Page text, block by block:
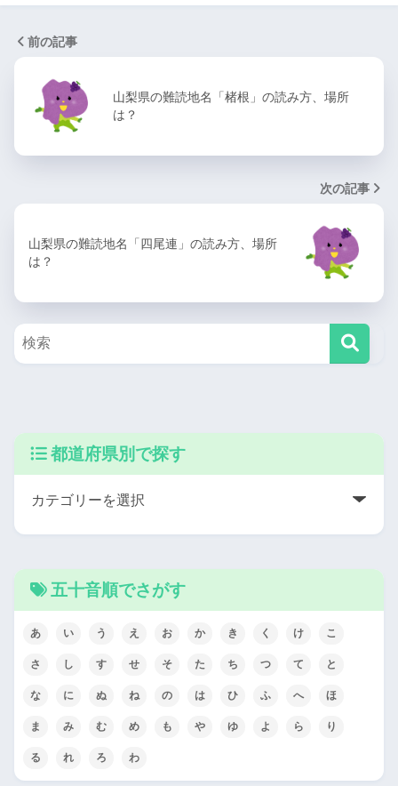
前の記事
山梨県の難読地名「楮根」の読み方、場所
は？
次の記事
山梨県の難読地名「四尾連」の読み方、場所
は？
都道府県別で探す
五十音順でさがす
あ い う え お か き く け こ
さ し す せ そ た ち つ て と
な に ぬ ね の は ひ ふ へ ほ
ま み む め も や ゆ よ ら り
る れ ろ わ